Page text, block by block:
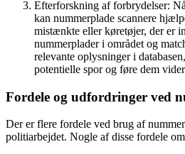
Efterforskning af forbrydelser:
kan nummerplade scannere
mistænkte eller køretøjer, der er
nummerplader i området og
relevante oplysninger i
potentielle spor og føre dem
Fordele og udfordringer ved
Der er flere fordele ved brug af
politiarbejdet. Nogle af disse fordele